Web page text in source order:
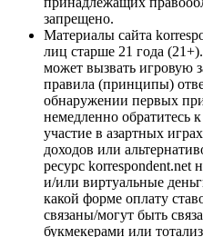
запрещено.
Материалы сайта
лиц старше 21 года
может вызвать игровую
правила (принципы)
обнаружении первых
немедленно обратитесь
участие в азартных
доходов или
ресурс korrespondent.net
и/или виртуальные
какой форме оплату
связаны/могут быть
букмекерами или